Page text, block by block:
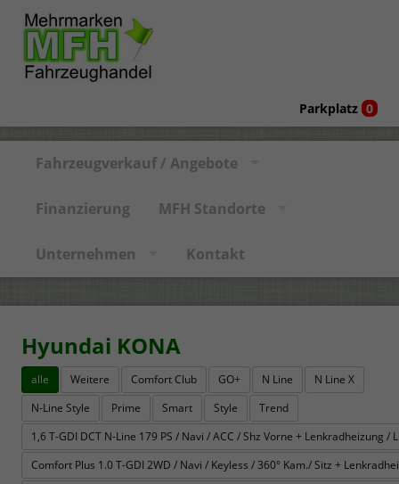
Parkplatz 0
Fahrzeugverkauf / Angebote
Finanzierung MFH Standorte
Unternehmen Kontakt
Hyundai KONA
alle Weitere Comfort Club GO+ N Line
N Line X
N-Line Style
Prime Smart Style
Trend
1,6 T-GDI DCT N-Line 179 PS / Navi / ACC / Shz Vorne + Lenkradheizung /
Comfort Plus 1.0 T-GDI 2WD / Navi / Keyless / 360° Kam./ Sitz +